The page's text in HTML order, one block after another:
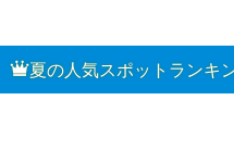
夏の人気スポットランキ